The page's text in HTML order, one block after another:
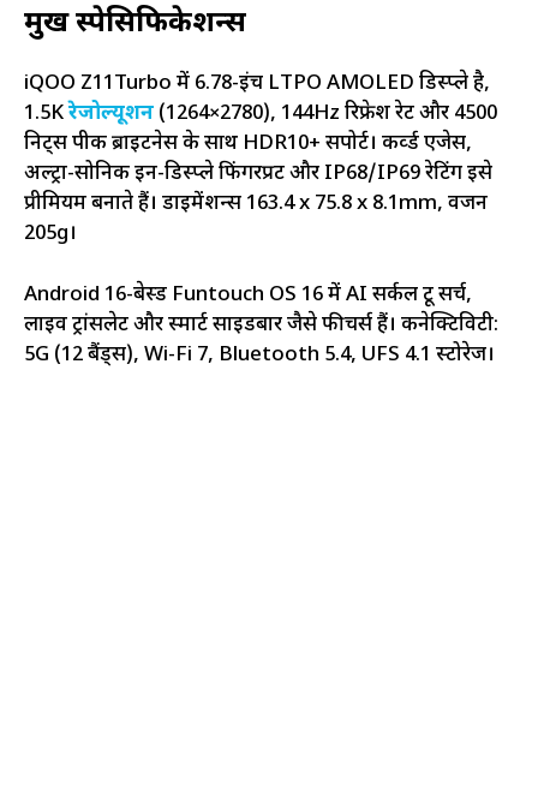
प्रमुख स्पेसिफिकेशन्स
iQOO Z11Turbo में 6.78-इंच LTPO AMOLED डिस्प्ले है,
1.5Kरेजोल्यूशन (1264×2780), 144Hz रिफ्रेश रेट और 4500
निट्स पीक ब्राइटनेस के साथ HDR10+ सपोर्ट। कर्व्ड एजेस,
अल्ट्रा-सोनिक इन-डिस्प्ले फिंगरप्रिंट और IP68/IP69 रेटिंग इसे
प्रीमियम बनाते हैं। डाइमेंशन्स 163.4 x 75.8 x 8.1mm, वजन
205g।
Android 16-बेस्ड Funtouch OS 16 में AI सर्कल टू सर्च,
लाइव ट्रांसलेट और स्मार्ट साइडबार जैसे फीचर्स हैं। कनेक्टिविटी:
5G (12 बैंड्स), Wi-Fi 7, Bluetooth 5.4, UFS 4.1 स्टोरेज।